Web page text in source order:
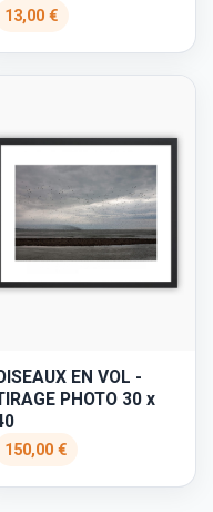
13,00 €
EN VOL -
PHOTO 30 x
150,00 €